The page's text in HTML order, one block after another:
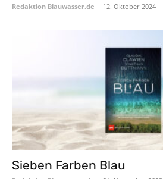
Redaktion Blauwasser.de - 12. Oktober 2024
Sieben Farben Blau